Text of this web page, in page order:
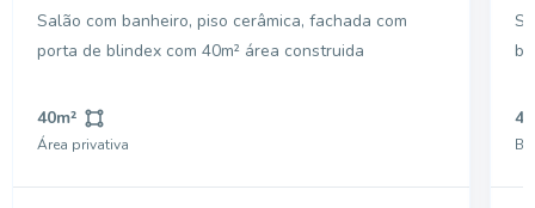
Salão com banheiro, piso cerâmica, fachada com
porta de blindex com 40m² área construida
40m²
Área privativa
4